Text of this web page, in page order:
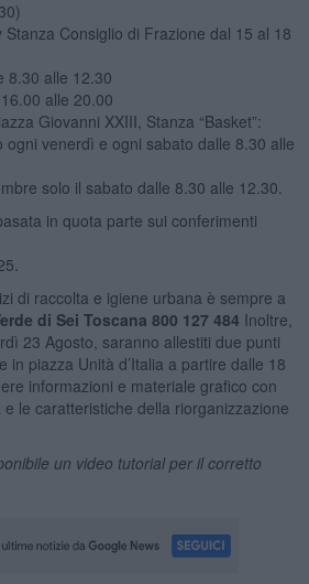
Stanza Consiglio di Frazione dal 15 al 18
8.30 alle 12.30
alle 20.00
Giovanni XXIII, Stanza “Basket”:
ogni venerdì e ogni sabato dalle 8.30 alle
solo il sabato dalle 8.30 alle 12.30.
in quota parte sui conferimenti
di raccolta e igiene urbana è sempre a
di Sei Toscana 800 127 484 Inoltre,
23 Agosto, saranno allestiti due punti
in piazza Unità d’Italia a partire dalle 18
informazioni e materiale grafico con
e le caratteristiche della riorganizzazione
un video tutorial per il corretto